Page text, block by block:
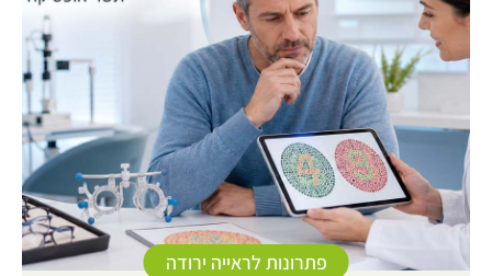
פתרונות לראייה ירודה